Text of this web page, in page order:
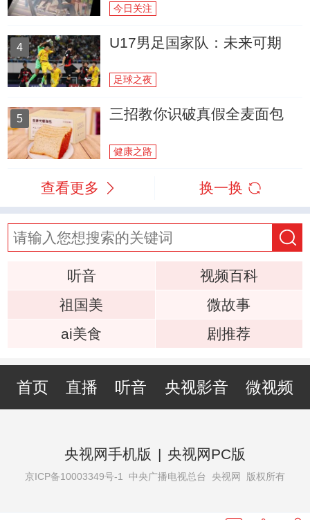
今日关注
4 U17男足国家队：未来可期
足球之夜
5 三招教你识破真假全麦面包
健康之路
查看更多 换一换
听音
视频百科
祖国美
微故事
ai美食
剧推荐
首页 直播 听音 央视影音 微视频
央视网手机版 | 央视网PC版
京ICP备10003349号-1 中央广播电视总台 央视网 版权所有